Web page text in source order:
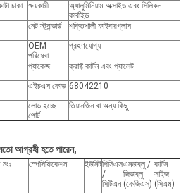
চাকা ক্ষয়কারী
অ্যালুমিনিয়াম অক্সাইড এবং সিলিকন
কার্বাইড
নেট স্ট্যান্ডার্ড
শক্তিশালী ফাইবারগ্লাস
OEM
পরিষেবা
গ্রহণযোগ্য
প্যাকেজ
ক্রাফ্ট কার্টন এবং প্যালেট
এইচএস কোড 68042210
লোড হচ্ছে
পোর্ট
তিয়ানজিন বা অন্য কিছু
আগ্রহী হতে পারেন,
স্পেসিফিকেশন ইউনিটপিসিএস
/
সিটিএন
এনডাব্লু /
জিডাব্লু
(কেজিএস)
কার্টন
সাইজ
(সিএম)